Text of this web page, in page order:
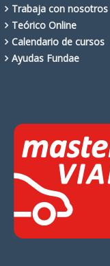
Trabaja con nosotros
Teórico Online
Calendario de cursos
Ayudas Fundae